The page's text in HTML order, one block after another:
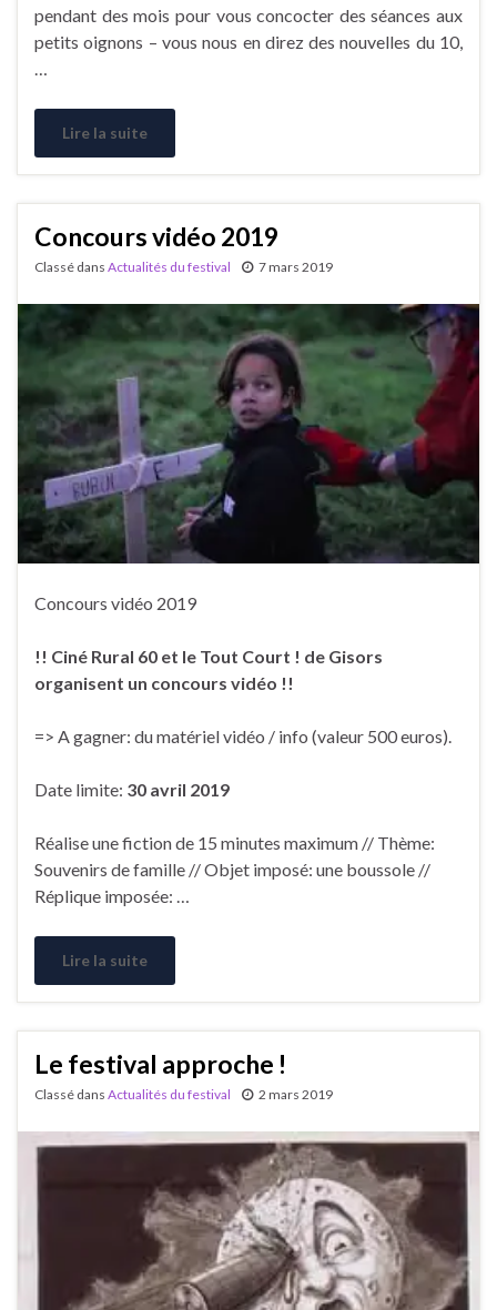
pendant des mois pour vous concocter des séances aux
petits oignons – vous nous en direz des nouvelles du 10,
Lire la suite
Concours vidéo 2019
Classé dans Actualités du festival 7 mars 2019
Concours vidéo 2019
!! Ciné Rural 60 et le Tout Court ! de Gisors
organisent un concours vidéo !!
=> A gagner: du matériel vidéo / info (valeur 500 euros).
Date limite: 30 avril 2019
Réalise une fiction de 15 minutes maximum // Thème:
Souvenirs de famille // Objet imposé: une boussole //
Réplique imposée: …
Lire la suite
Le festival approche !
Classé dans Actualités du festival 2 mars 2019